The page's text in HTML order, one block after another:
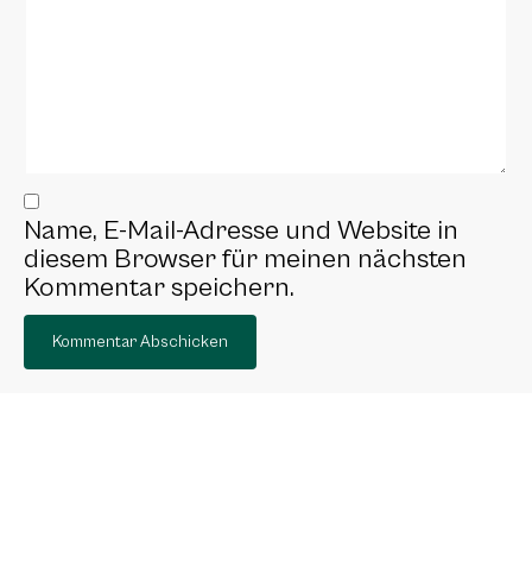
Name, E-Mail-Adresse und Website in
diesem Browser für meinen nächsten
Kommentar speichern.